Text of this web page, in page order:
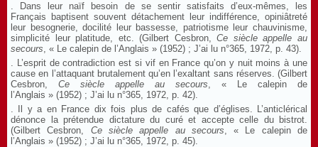
. Dans leur naïf besoin de se sentir satisfaits d’eux-mêmes, les
Français baptisent souvent détachement leur indifférence, opiniâtreté
leur besognerie, docilité leur bassesse, patriotisme leur chauvinisme,
simplicité leur platitude, etc. (Gilbert Cesbron,Ce siècle appelle au
secours, « Le calepin de l’Anglais » (1952) ; J’ai lu n°365, 1972, p. 43).
. L’esprit de contradiction est si vif en France qu’on y nuit moins à une
cause en l’attaquant brutalement qu’en l’exaltant sans réserves. (Gilbert
Cesbron, Ce siècle appelle au secours, « Le calepin de
l’Anglais » (1952) ; J’ai lu n°365, 1972, p. 42).
. Il y a en France dix fois plus de cafés que d’églises. L’anticlérical
dénonce la prétendue dictature du curé et accepte celle du bistrot.
(Gilbert Cesbron, Ce siècle appelle au secours, « Le calepin de
l’Anglais » (1952) ; J’ai lu n°365, 1972, p. 45).